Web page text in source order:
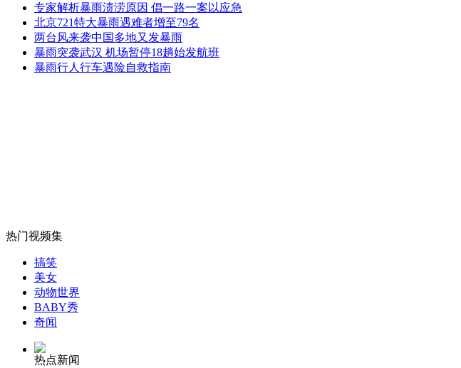
北大报告称全国人均住房面积36平米
外交部：反对强权政治霸凌主义
外交部：有关国家言论片面不公正
专家解析暴雨渍涝原因 倡一路一案以应急
北京721特大暴雨遇难者增至79名
两台风来袭中国多地又发暴雨
暴雨突袭武汉 机场暂停18趟始发航班
暴雨行人行车遇险自救指南
热门视频集
搞笑
美女
动物世界
BABY秀
奇闻
热点新闻